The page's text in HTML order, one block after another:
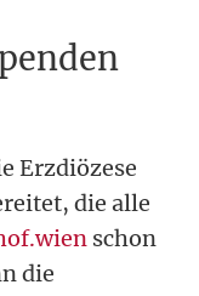
Erzdiözese
die alle
schon
die